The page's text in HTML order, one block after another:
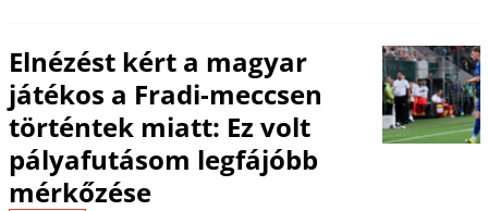
Elnézést kért a magyar
játékos a Fradi-meccsen
történtek miatt: Ez volt
pályafutásom legfájóbb
mérkőzése